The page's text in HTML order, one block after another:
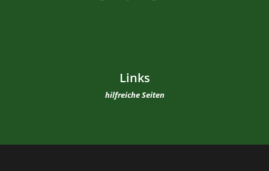
Links
hilfreiche Seiten